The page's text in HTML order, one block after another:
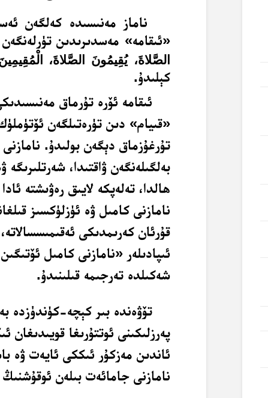
ناماز مەنىسىدە كەلگەن
«ئىقامە» مەسدىرىدىن تۈرلەنگەن
الصَّلاةَ، يُقِيمُونَ الصَّلاةَ،
كېلىدۇ.
ئىقامە ئۆرە تۇرماق
«قىيام» دىن تۈرەتىلگەن
تۇرغۇزماق دېگەن بولىدۇ. نامازنى
بەلگىلەنگەن ۋاقتىدا، شەرتلىرىگە
ھالدا، تەلەپكە لايىق رەۋىشتە
نامازنى كامىل ۋە ئۈزلۈكسىز
قۇرئان كەرىمدىكى
ئىپادىلەر «نامازنى كامىل
شەكىلدە تەرجىمە قىلىنىدۇ.
تۆۋەندە بىر كېچە-كۈندۈزدە
پەرزلىكىنى ئوتتۇرىغا قويىدىغان
ئاندىن مەزكۇر ئىككى ئايەت ۋە
نامازنى جامائەت بىلەن